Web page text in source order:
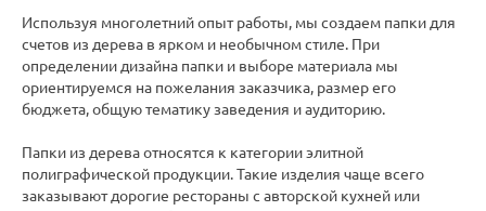
Используя многолетний опыт работы, мы создаем папки для
счетов из дерева в ярком и необычном стиле. При
определении дизайна папки и выборе материала мы
ориентируемся на пожелания заказчика, размер его
бюджета, общую тематику заведения и аудиторию.
Папки из дерева относятся к категории элитной
полиграфической продукции. Такие изделия чаще всего
заказывают дорогие рестораны с авторской кухней или